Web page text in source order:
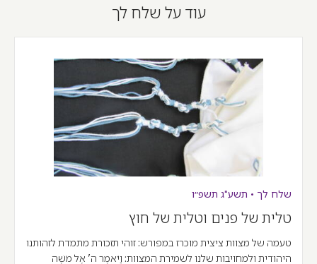
עוד על שלח לך
שלח לך • תשע"ג תשפ״ו
טלית של פנים וטלית של חוץ
טעמה של מצוות ציצית מוכרז במפורש: זוהי תזכורת מתמדת לזהותנו
היהודית ולמחויבות שלנו לשמירת המצוות: וַיֹּאמֶר ה' אֶל מֹשֶׁה